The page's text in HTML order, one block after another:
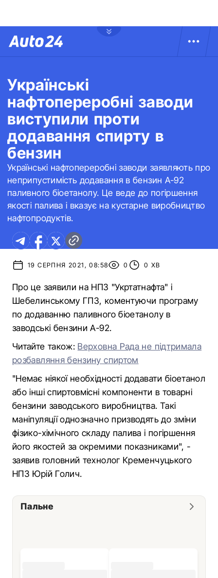
Українські
нафтопереробні заводи
виступили проти
додавання спирту в
бензин
Українські нафтопереробні заводи заявляють про
неприпустимість додавання в бензин А-92
паливного біоетанолу. Це веде до погіршення
якості палива і вказує на кустарне виробництво
нафтопродуктів.
19 СЕРПНЯ 2021, 08:58 0 0 ХВ
Про це заявили на НПЗ "Укртатнафта" і
Шебелинському ГПЗ, коментуючи програму
по додаванню паливного біоетанолу в
заводські бензини А-92.
Читайте також: Верховна Рада не підтримала
розбавляння бензину спиртом
"Немає ніякої необхідності додавати біоетанол
або інші спиртовмісні компоненти в товарні
бензини заводського виробництва. Такі
маніпуляції однозначно призводять до зміни
фізико-хімічного складу палива і погіршення
його якостей за окремими показниками", -
заявив головний технолог Кременчуцького
НПЗ Юрій Голич.
Пальне